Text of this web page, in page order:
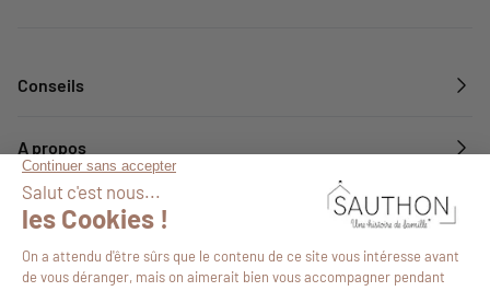
Conseils
A propos
Services
Suivez-nous